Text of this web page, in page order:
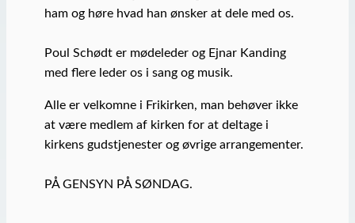
ham og høre hvad han ønsker at dele med os.
Poul Schødt er mødeleder og Ejnar Kanding
med flere leder os i sang og musik.
Alle er velkomne i Frikirken, man behøver ikke
at være medlem af kirken for at deltage i
kirkens gudstjenester og øvrige arrangementer.
PÅ GENSYN PÅ SØNDAG.